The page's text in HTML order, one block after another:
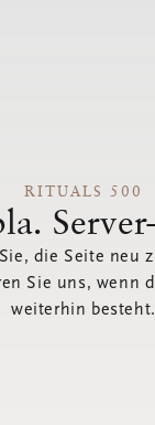
RITUALS 500
die Seite neu
Sie uns, wenn
weiterhin besteht.